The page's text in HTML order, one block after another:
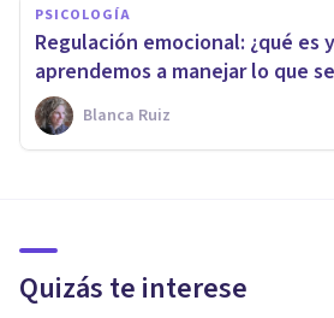
PSICOLOGÍA
Regulación emocional: ¿qué es
aprendemos a manejar lo que
Blanca Ruiz
Quizás te interese